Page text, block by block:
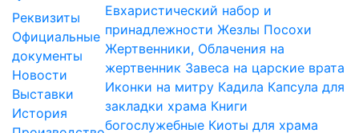
Реквизиты
Официальные
документы
Новости
Выставки
История
Евхаристический набор и
принадлежности Жезлы Посохи
Жертвенники, Облачения на
жертвенник Завеса на царские врата
Иконки на митру Кадила Капсула для
закладки храма Книги
богослужебные Киоты для храма